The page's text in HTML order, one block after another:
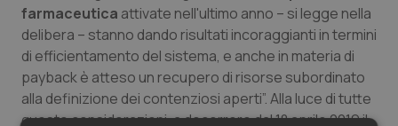
Salute orale & impianti
Sangue & coagulazione
Tiroide
farmaceutica attivate nell'ultimo anno – si legge nella
delibera – stanno dando risultati incoraggianti in termini
di efficientamento del sistema, e anche in materia di
payback è atteso un recupero di risorse subordinato
alla definizione dei contenziosi aperti”. Alla luce di tutte
queste considerazioni, a decorrere dal 1° aprile 2019 il